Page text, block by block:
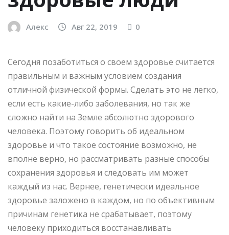
Алекс Авг 22, 2019 0
Сегодня позаботиться о своем здоровье считается
правильным и важным условием создания
отличной физической формы. Сделать это не легко,
если есть какие-либо заболевания, но так же
сложно найти на Земле абсолютно здорового
человека. Поэтому говорить об идеальном
здоровье и что такое состояние возможно, не
вполне верно, но рассматривать разные способы
сохранения здоровья и следовать им может
каждый из нас. Вернее, генетически идеальное
здоровье заложено в каждом, но по объективным
причинам генетика не срабатывает, поэтому
человеку приходиться восстанавливать